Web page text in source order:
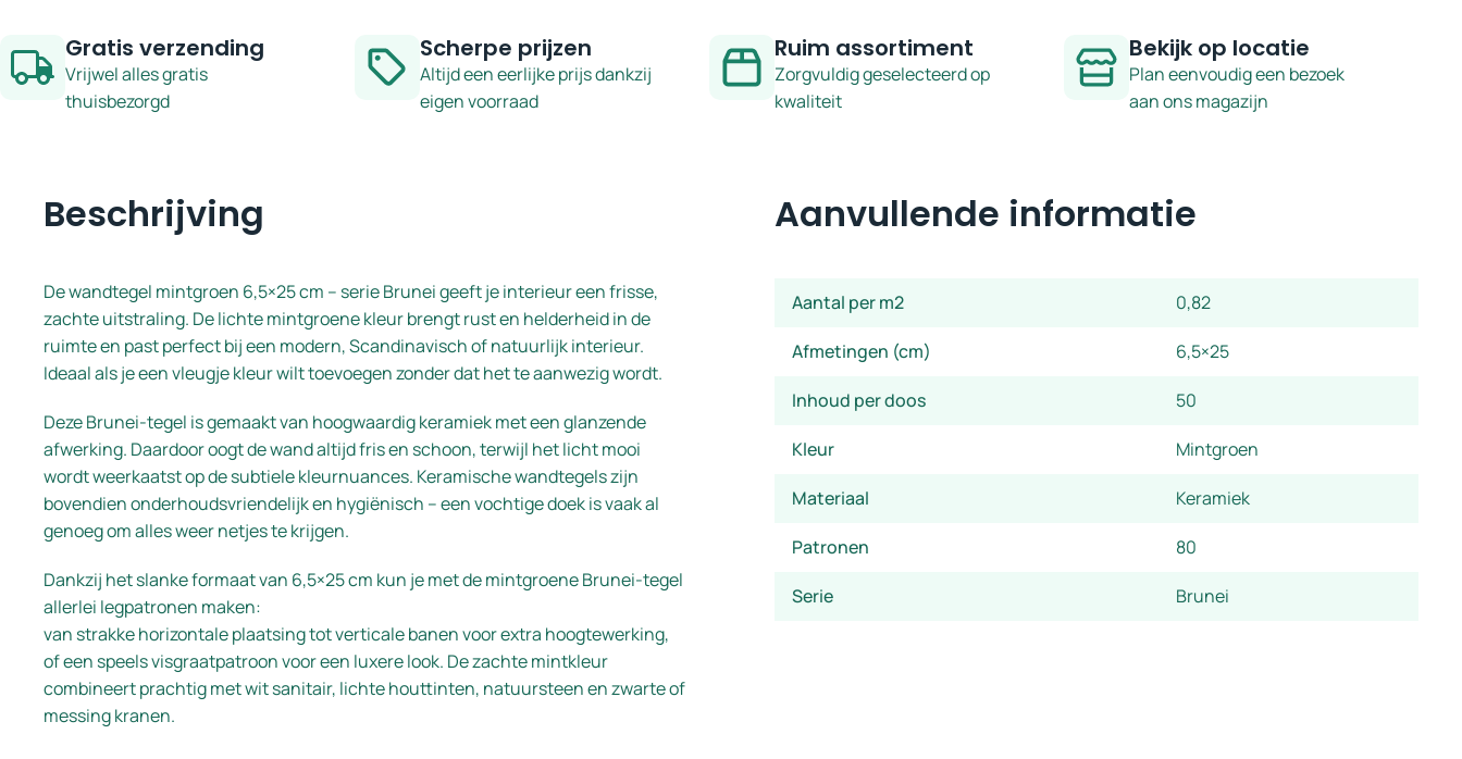
Brunei
aantal
Gratis verzending
Vrijwel alles gratis
thuisbezorgd
Scherpe prijzen
Altijd een eerlijke prijs dankzij
eigen voorraad
Ruim assortiment
Zorgvuldig geselecteerd op
kwaliteit
Bekijk op locatie
Plan eenvoudig een bezoek
aan ons magazijn
Beschrijving
De wandtegel mintgroen 6,5×25 cm – serie Brunei geeft je interieur een frisse,
zachte uitstraling. De lichte mintgroene kleur brengt rust en helderheid in de
ruimte en past perfect bij een modern, Scandinavisch of natuurlijk interieur.
Ideaal als je een vleugje kleur wilt toevoegen zonder dat het te aanwezig wordt.
Deze Brunei-tegel is gemaakt van hoogwaardig keramiek met een glanzende
afwerking. Daardoor oogt de wand altijd fris en schoon, terwijl het licht mooi
wordt weerkaatst op de subtiele kleurnuances. Keramische wandtegels zijn
bovendien onderhoudsvriendelijk en hygiënisch – een vochtige doek is vaak al
genoeg om alles weer netjes te krijgen.
Dankzij het slanke formaat van 6,5×25 cm kun je met de mintgroene Brunei-tegel
allerlei legpatronen maken:
van strakke horizontale plaatsing tot verticale banen voor extra hoogtewerking,
of een speels visgraatpatroon voor een luxere look. De zachte mintkleur
combineert prachtig met wit sanitair, lichte houttinten, natuursteen en zwarte of
messing kranen.
Aanvullende informatie
Aantal per m2 0,82
Afmetingen (cm) 6,5×25
Inhoud per doos 50
Kleur Mintgroen
Materiaal Keramiek
Patronen 80
Serie Brunei